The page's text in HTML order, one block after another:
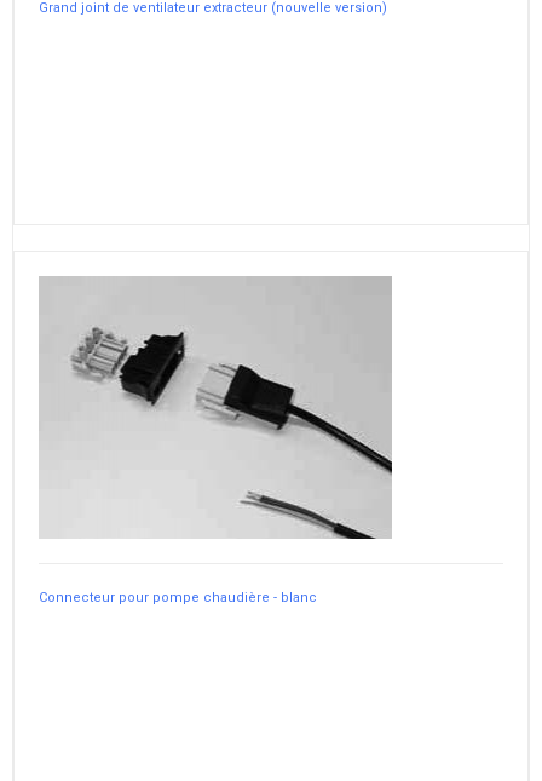
Grand joint de ventilateur extracteur (nouvelle version)
Connecteur pour pompe chaudière - blanc